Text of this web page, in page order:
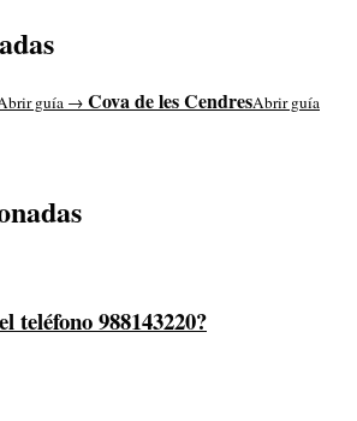
guía → Cova de les CendresAbrir guía
teléfono 988143220?